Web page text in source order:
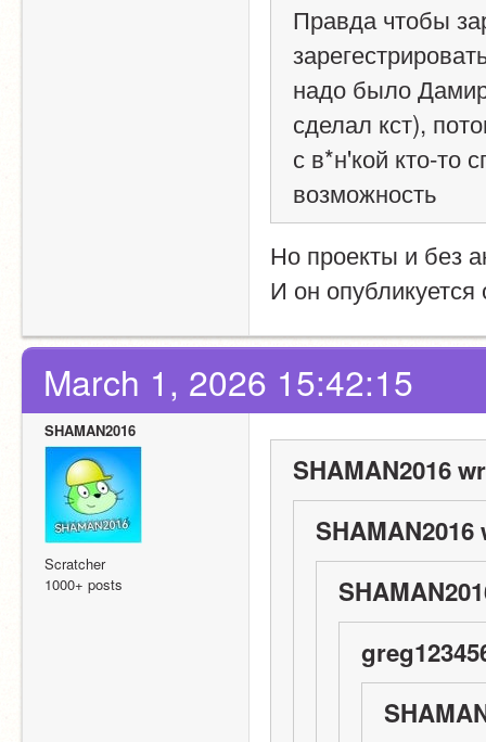
Правда чтобы
надо было
сделал кст),
с в*н'кой кто-то
возможность
Но проекты и без
И он
March 1, 2026 15:42:15
SHAMAN2016
Scratcher
1000+ posts
SHAMAN2016
SHAMAN2016